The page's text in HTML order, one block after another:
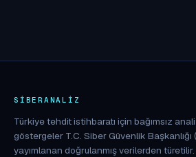
SIBERANALIZ
Türkiye tehdit istihbaratı için bağımsız
göstergeler T.C. Siber Güvenlik Başkanlığı
yayımlanan doğrulanmış verilerden türetilir.